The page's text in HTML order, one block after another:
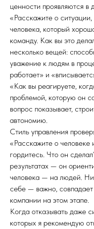
ценности проявляются в
«Расскажите о
человека, который
команду. Как вы это
несколько вещей:
уважение к людям в
работает» и
«Как вы реагируете,
проблемой, которую он
вопрос показывает,
автономию.
Стиль управления
«Расскажите о
гордитесь. Что он
результатах — он
человека — на людей.
себе — важно,
компании на этом этапе.
Когда отказывать даже
которых я рекомендую